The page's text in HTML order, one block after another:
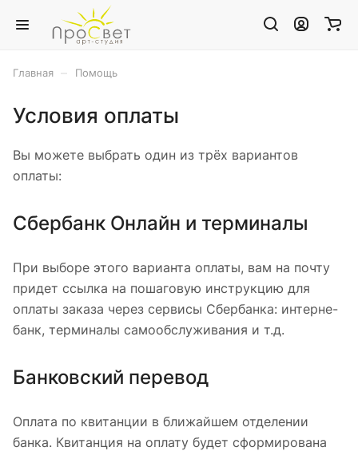
Главная Помощь
Условия оплаты
Вы можете выбрать один из трёх вариантов
оплаты:
Сбербанк Онлайн и терминалы
При выборе этого варианта оплаты, вам на почту
придет ссылка на пошаговую инструкцию для
оплаты заказа через сервисы Сбербанка: интерне-
банк, терминалы самообслуживания и т.д.
Банковский перевод
Оплата по квитанции в ближайшем отделении
банка. Квитанция на оплату будет сформирована